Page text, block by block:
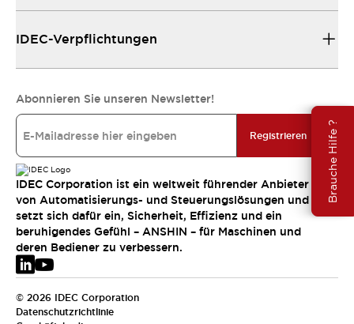
Brauche Hilfe ?
IDEC-Verpflichtungen
Abonnieren Sie unseren Newsletter!
Registrieren
IDEC Corporation ist ein weltweit führender Anbieter
von Automatisierungs- und Steuerungslösungen und
setzt sich dafür ein, Sicherheit, Effizienz und ein
beruhigendes Gefühl – ANSHIN – für Maschinen und
deren Bediener zu verbessern.
© 2026 IDEC Corporation
Datenschutzrichtlinie